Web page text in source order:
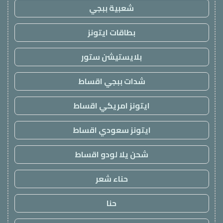
شعبية ببجي
بطاقات ايتونز
بلايستيشن ستور
شدات ببجي اقساط
ايتونز امريكي اقساط
ايتونز سعودي اقساط
شحن يلا لودو اقساط
حناء شعر
حنا